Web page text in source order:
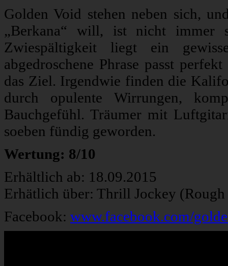
Golden Void stehen neben sich,
„Berkana“ will, ist nicht immer
Zwiespältigkeit liegt ein
abgedroschene Phrase passt
das Ziel. Irgendwie finden die
durch opulente Wirrungen,
Bauchgefühl. Träumer mit
soeben fündig geworden.
Wertung: 8/10
Erhältlich ab: 18.09.2015
Erhätlich über: Thrill Jockey (Rough
Facebook: www.facebook.com/